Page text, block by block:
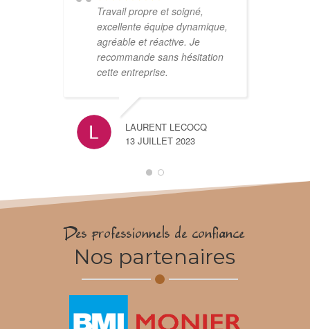
Travail propre et soigné,
excellente équipe dynamique,
agréable et réactive. Je
recommande sans hésitation
cette entreprise.
LAURENT LECOCQ
13 JUILLET 2023
Des professionnels de confiance
Nos partenaires